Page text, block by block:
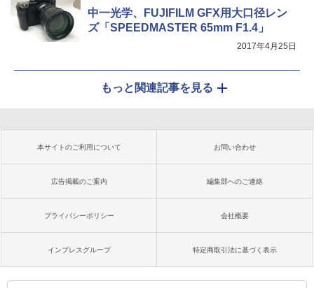
中一光学、FUJIFILM GFX用大口径レン
ズ「SPEEDMASTER 65mm F1.4」
2017年4月25日
もっと関連記事を見る
本サイトのご利用について お問い合わせ
広告掲載のご案内 編集部へのご連絡
プライバシーポリシー 会社概要
インプレスグループ 特定商取引法に基づく表示